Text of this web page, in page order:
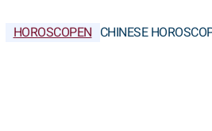
HOROSCOPEN CHINESE